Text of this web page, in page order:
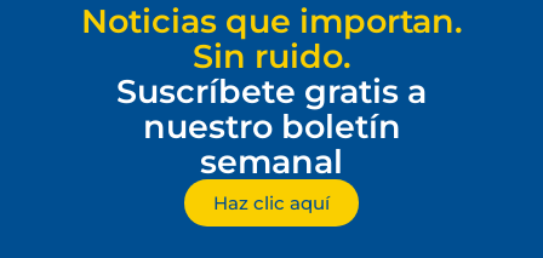
Noticias que importan.
Sin ruido.
Suscríbete gratis a
nuestro boletín
semanal
Haz clic aquí